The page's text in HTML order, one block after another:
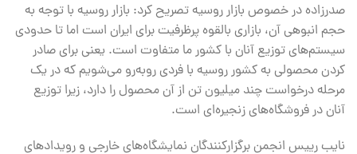
صدرزاده در خصوص بازار روسیه تصریح کرد: بازار روسیه با توجه به
حجم انبوهی آن، بازاری بالقوه پرظرفیت برای ایران است اما تا حدودی
سیستم‌های توزیع آنان با کشور ما متفاوت است. یعنی برای صادر
کردن محصولی به کشور روسیه با فردی روبه‌رو می‌شویم که در یک
مرحله درخواست چند میلیون تن از آن محصول را دارد، زیرا توزیع
آنان در فروشگاه‌های زنجیره‌ای است.
نایب رییس انجمن برگزارکنندگان نمایشگاه‌های خارجی و رویدادهای